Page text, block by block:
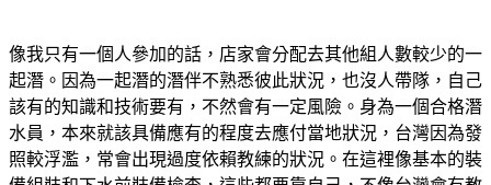
像我只有一個人參加的話，店家會分配去其他組人數較少的一
起潛。因為一起潛的潛伴不熟悉彼此狀況，也沒人帶隊，自己
該有的知識和技術要有，不然會有一定風險。身為一個合格潛
水員，本來就該具備應有的程度去應付當地狀況，台灣因為發
照較浮濫，常會出現過度依賴教練的狀況。在這裡像基本的裝